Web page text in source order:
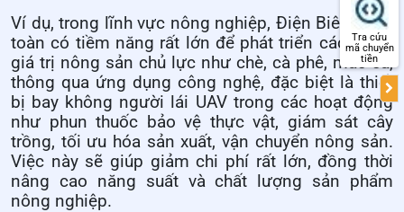
Ví dụ, trong lĩnh vực nông nghiệp, Điện Biên hoàn
toàn có tiềm năng rất lớn để phát triển các chuỗi
giá trị nông sản chủ lực như chè, cà phê, mắc ca,
thông qua ứng dụng công nghệ, đặc biệt là thiết
bị bay không người lái UAV trong các hoạt động
như phun thuốc bảo vệ thực vật, giám sát cây
trồng, tối ưu hóa sản xuất, vận chuyển nông sản.
Việc này sẽ giúp giảm chi phí rất lớn, đồng thời
nâng cao năng suất và chất lượng sản phẩm
nông nghiệp.
Tra cứu
mã chuyển
tiền